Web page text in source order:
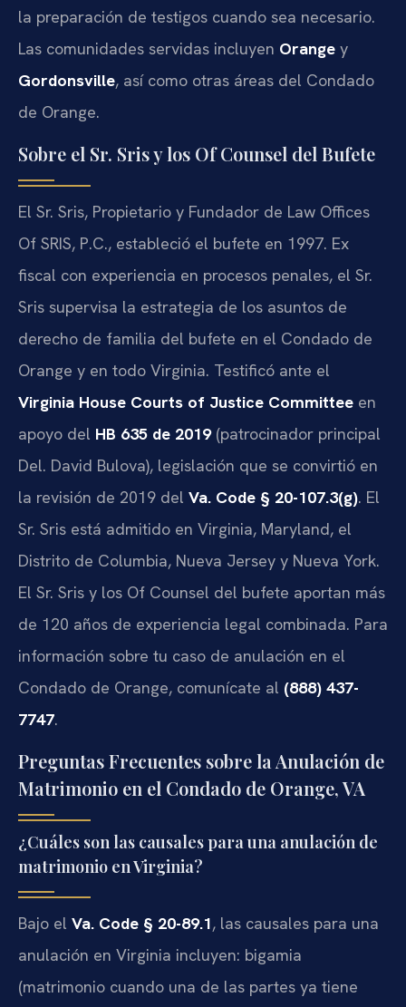
la preparación de testigos cuando sea necesario.
Las comunidades servidas incluyen Orange y
Gordonsville, así como otras áreas del Condado
de Orange.
Sobre el Sr. Sris y los Of Counsel del Bufete
El Sr. Sris, Propietario y Fundador de Law Offices
Of SRIS, P.C., estableció el bufete en 1997. Ex
fiscal con experiencia en procesos penales, el Sr.
Sris supervisa la estrategia de los asuntos de
derecho de familia del bufete en el Condado de
Orange y en todo Virginia. Testificó ante el
Virginia House Courts of Justice Committee en
apoyo del HB 635 de 2019(patrocinador principal
Del. David Bulova), legislación que se convirtió en
la revisión de 2019 del Va. Code § 20-107.3(g). El
Sr. Sris está admitido en Virginia, Maryland, el
Distrito de Columbia, Nueva Jersey y Nueva York.
El Sr. Sris y los Of Counsel del bufete aportan más
de 120 años de experiencia legal combinada. Para
información sobre tu caso de anulación en el
Condado de Orange, comunícate al (888) 437-
7747.
Preguntas Frecuentes sobre la Anulación de
Matrimonio en el Condado de Orange, VA
¿Cuáles son las causales para una anulación de
matrimonio en Virginia?
Bajo el Va. Code § 20-89.1, las causales para una
anulación en Virginia incluyen: bigamia
(matrimonio cuando una de las partes ya tiene